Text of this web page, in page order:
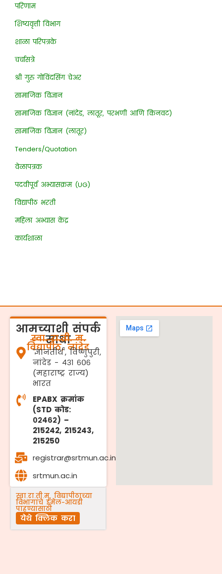
परिणाम
शिष्यवृत्ती विभाग
शाळा परिपत्रके
चर्चासत्रे
श्री गुरु गोविंदसिंग चेअर
सामाजिक विज्ञान
सामाजिक विज्ञान (नांदेड, लातूर, परभणी आणि किनवट)
सामाजिक विज्ञान (लातूर)
Tenders/Quotation
वेळापत्रक
पदवीपूर्व अभ्यासक्रम (UG)
विद्यापीठ भरती
महिला अभ्यास केंद्र
कार्यशाळा
आमच्याशी संपर्क
साधा
स्वा. रा.ती. म.
विद्यापीठ, नांदेड
'ज्ञानतीर्थ', विष्णुपुरी,
नांदेड - ४३१ ६०६
(महाराष्ट्र राज्य)
भारत
EPABX क्रमांक
(STD कोड:
०२४६२) –
215242, 215243,
215250
registrar@srtmun.ac.in
srtmun.ac.in
स्वा.रा.ती.म. विद्यापीठाच्या
विभागांचे ईमेल-आयडी
पाहण्यासाठी
येथे क्लिक करा